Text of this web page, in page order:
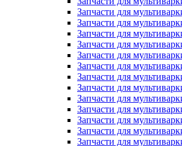
Запчасти для
Запчасти для
Запчасти для
Запчасти для
Запчасти для
Запчасти для
Запчасти для
Запчасти для
Запчасти для
Запчасти для
Запчасти для
Запчасти для
Запчасти для